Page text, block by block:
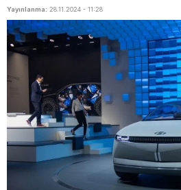
Yayınlanma: 28.11.2024 - 11:28